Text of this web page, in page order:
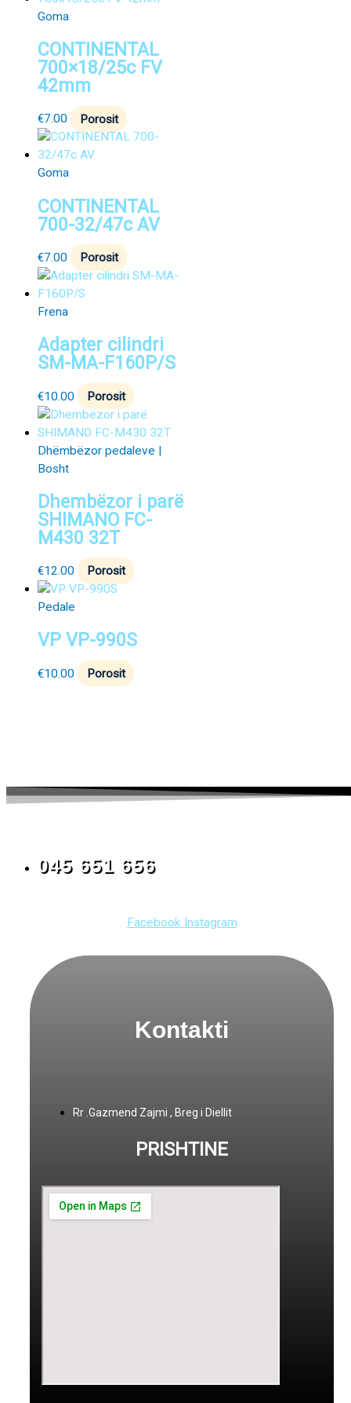
Goma
CONTINENTAL
700×18/25c FV
42mm
€7.00 Porosit
Goma
CONTINENTAL
700-32/47c AV
€7.00 Porosit
Frena
Adapter cilindri
SM-MA-F160P/S
€10.00 Porosit
Dhëmbëzor pedaleve |
Bosht
Dhembëzor i parë
SHIMANO FC-
M430 32T
€12.00 Porosit
Pedale
VP VP-990S
€10.00 Porosit
045 651 656
Facebook Instagram
Kontakti
Rr .Gazmend Zajmi , Breg i Diellit
PRISHTINE